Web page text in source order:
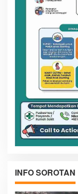
INFO SOROTAN